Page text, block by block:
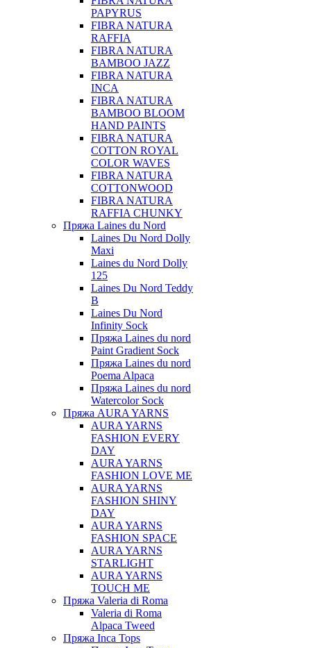
PAPYRUS
FIBRA NATURA
RAFFIA
FIBRA NATURA
BAMBOO JAZZ
FIBRA NATURA
INCA
FIBRA NATURA
BAMBOO BLOOM
HAND PAINTS
FIBRA NATURA
COTTON ROYAL
COLOR WAVES
FIBRA NATURA
COTTONWOOD
FIBRA NATURA
RAFFIA CHUNKY
Пряжа Laines du Nord
Laines Du Nord Dolly
Maxi
Laines du Nord Dolly
125
Laines Du Nord Teddy
B
Laines Du Nord
Infinity Sock
Пряжа Laines du nord
Paint Gradient Sock
Пряжа Laines du nord
Poema Alpaca
Пряжа Laines du nord
Watercolor Sock
Пряжа AURA YARNS
AURA YARNS
FASHION EVERY
DAY
AURA YARNS
FASHION LOVE ME
AURA YARNS
FASHION SHINY
DAY
AURA YARNS
FASHION SPACE
AURA YARNS
STARLIGHT
AURA YARNS
TOUCH ME
Пряжа Valeria di Roma
Valeria di Roma
Alpaca Tweed
Пряжа Inca Tops